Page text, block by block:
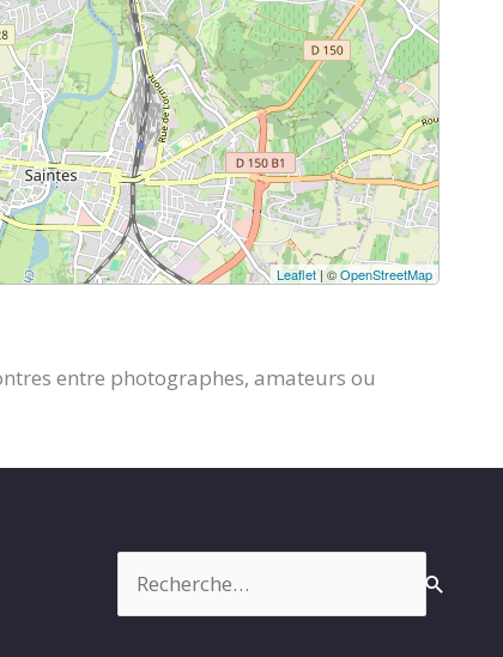
Leaflet| ©OpenStreetMap
entre photographes, amateurs ou